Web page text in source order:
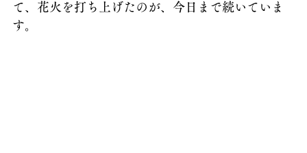
て、花火を打ち上げたのが、今日まで続いていま
す。